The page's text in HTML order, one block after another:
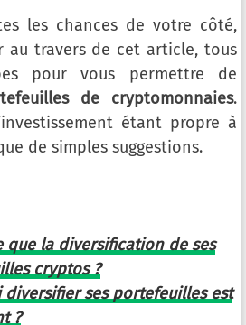
les chances de votre côté,
au travers de cet article, tous
pour vous permettre de
de cryptomonnaies.
étant propre à
de simples suggestions.
que la diversification de ses
cryptos ?
diversifier ses portefeuilles est
?